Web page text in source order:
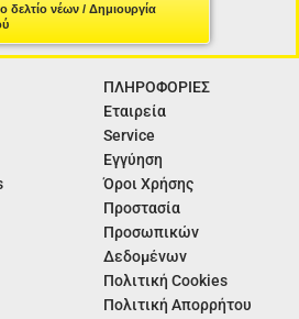
δελτίο νέων / Δημιουργία
ΠΛΗΡΟΦΟΡΙΕΣ
Εταιρεία
Service
Εγγύηση
Όροι Χρήσης
Προστασία
Προσωπικών
Δεδομένων
Πολιτική Cookies
Πολιτική Απορρήτου